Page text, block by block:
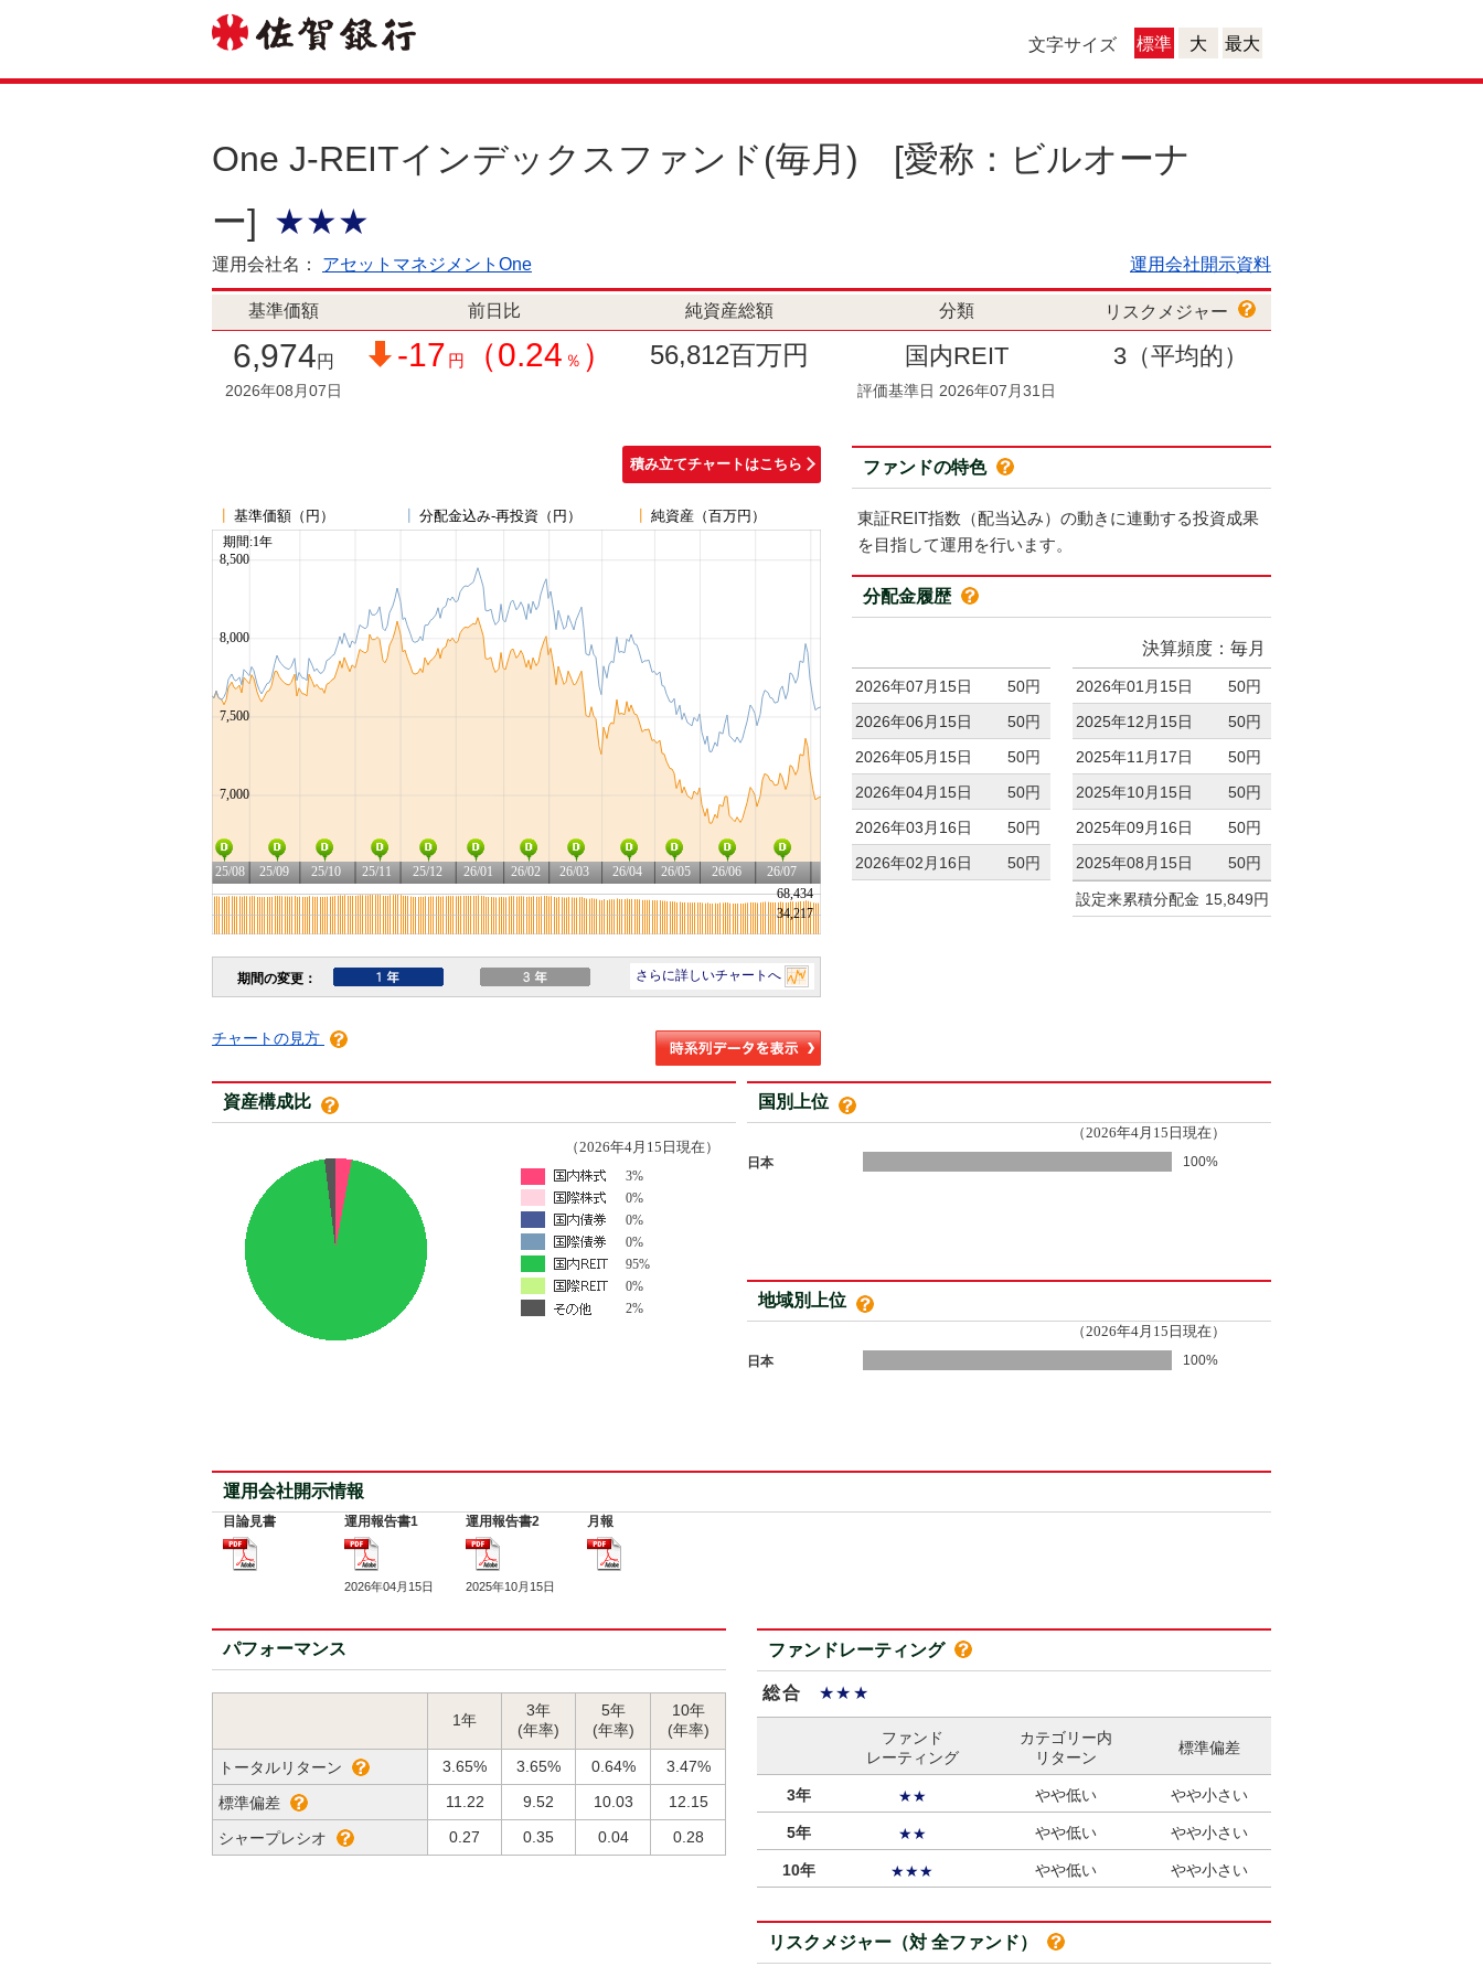
標準 大 最大
文字サイズ
One J-REITインデックスファンド(毎月) [愛称：ビルオーナ
ー] ★★★
運用会社名： アセットマネジメントOne 運用会社開示資料
基準価額 前日比 純資産総額 分類 リスクメジャー
6,974円 -17 円 （0.24 ％ ） 56,812百万円 国内REIT 3（平均的）
2026年08月07日 評価基準日 2026年07月31日
積み立てチャートはこちら
チャートの見方
ファンドの特色
東証REIT指数（配当込み）の動きに連動する投資成果
を目指して運用を行います。
分配金履歴
決算頻度：毎月
2026年07月15日
50円
2026年06月15日
50円
2026年05月15日
50円
2026年04月15日
50円
2026年03月16日
50円
2026年02月16日
50円
2026年01月15日
50円
2025年12月15日
50円
2025年11月17日
50円
2025年10月15日
50円
2025年09月16日
50円
2025年08月15日
50円
設定来累積分配金 15,849円
資産構成比
（2026年4月15日現在）
3%
0%
0%
0%
95%
0%
2%
国別上位
（2026年4月15日現在）
日本 100%
地域別上位
（2026年4月15日現在）
日本 100%
運用会社開示情報
目論見書 運用報告書1
2026年04月15日
運用報告書2
2025年10月15日
月報
パフォーマンス
1年
3年
(年率)
5年
(年率)
10年
(年率)
トータルリターン 3.65% 3.65% 0.64% 3.47%
標準偏差 11.22 9.52 10.03 12.15
シャープレシオ 0.27 0.35 0.04 0.28
ファンドレーティング
総合 ★★★
ファンド
レーティング
カテゴリー内
リターン
標準偏差
3年 ★★ やや低い やや小さい
5年 ★★ やや低い やや小さい
10年 ★★★ やや低い やや小さい
リスクメジャー（対 全ファンド）